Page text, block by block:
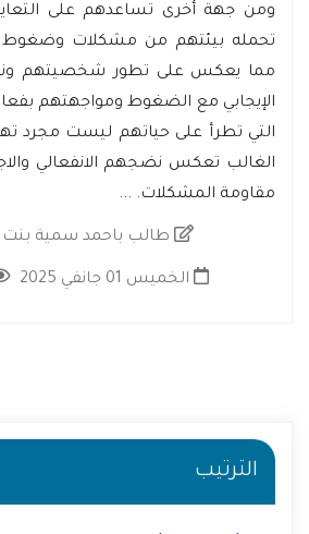
ومن جهة أخرى تساعدهم على
تحمله بيئتهم من مشكلات وضغوط
مما يعكس على تطور شخصيتهم
الإيجابي مع الضغوط ومواجهتهم
التي تطرأ على حياتهم ليست مجرد
الغالب تعكس نضجهم الانفعالي
مقاومة المشكلات. ...
طالب باحمد سمية
الخميس 01 جانفي 2025
الترتيب